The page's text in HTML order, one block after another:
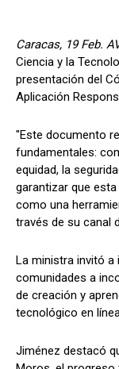
Caracas, 19 Feb.
Ciencia y la
presentación del
Aplicación
"Este documento
fundamentales:
equidad, la
garantizar que
como una
través de su canal
La ministra invitó a
comunidades a
de creación y
tecnológico en
Jiménez destacó